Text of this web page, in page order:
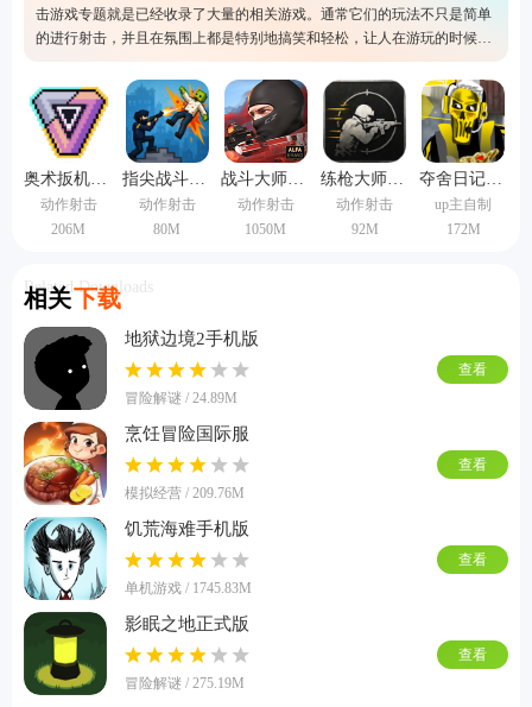
击游戏专题就是已经收录了大量的相关游戏。通常它们的玩法不只是简单
的进行射击，并且在氛围上都是特别地搞笑和轻松，让人在游玩的时候感
觉到放松。对于一些有着工作压力的上班族来说，或许这里的游戏可以帮
助减轻一些压力，快来试试看吧。
动作射击
206M
动作射击
80M
动作射击
1050M
动作射击
92M
夺舍日记手机版
up主自制
172M
相关下载
Related Downloads
地狱边境2手机版
冒险解谜 / 24.89M
查看
烹饪冒险国际服
模拟经营 / 209.76M
查看
饥荒海难手机版
单机游戏 / 1745.83M
查看
影眠之地正式版
冒险解谜 / 275.19M
查看